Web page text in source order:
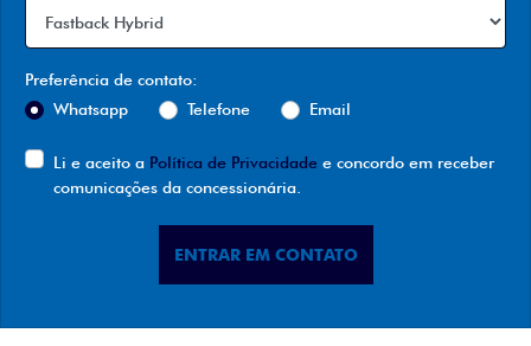
Preferência de contato:
Whatsapp
Telefone Email
Li e aceito a Política de Privacidade e concordo em receber
comunicações da concessionária.
ENTRAR EM CONTATO